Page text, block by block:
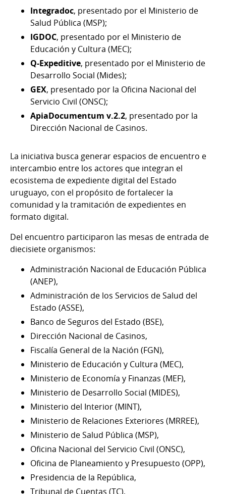
Integradoc, presentado por el Ministerio de
Salud Pública (MSP);
IGDOC, presentado por el Ministerio de
Educación y Cultura (MEC);
Q-Expeditive, presentado por el Ministerio de
Desarrollo Social (Mides);
GEX, presentado por la Oficina Nacional del
Servicio Civil (ONSC);
ApiaDocumentum v.2.2, presentado por la
Dirección Nacional de Casinos.
La iniciativa busca generar espacios de encuentro e
intercambio entre los actores que integran el
ecosistema de expediente digital del Estado
uruguayo, con el propósito de fortalecer la
comunidad y la tramitación de expedientes en
formato digital.
Del encuentro participaron las mesas de entrada de
diecisiete organismos:
Administración Nacional de Educación Pública
(ANEP),
Administración de los Servicios de Salud del
Estado (ASSE),
Banco de Seguros del Estado (BSE),
Dirección Nacional de Casinos,
Fiscalía General de la Nación (FGN),
Ministerio de Educación y Cultura (MEC),
Ministerio de Economía y Finanzas (MEF),
Ministerio de Desarrollo Social (MIDES),
Ministerio del Interior (MINT),
Ministerio de Relaciones Exteriores (MRREE),
Ministerio de Salud Pública (MSP),
Oficina Nacional del Servicio Civil (ONSC),
Oficina de Planeamiento y Presupuesto (OPP),
Presidencia de la República,
Tribunal de Cuentas (TC),